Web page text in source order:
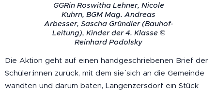
GGRin Roswitha Lehner, Nicole
Kuhrn, BGM Mag. Andreas
Arbesser, Sascha Gründler (Bauhof-
Leitung), Kinder der 4. Klasse ©
Reinhard Podolsky
Die Aktion geht auf einen handgeschriebenen Brief der
Schüler:innen zurück, mit dem sie´ sich an die Gemeinde
wandten und darum baten, Langenzersdorf ein Stück